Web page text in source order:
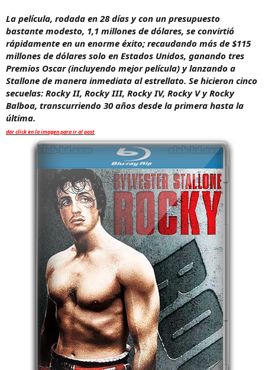
La película, rodada en 28 días y con un presupuesto
bastante modesto, 1,1 millones de dólares, se convirtió
rápidamente en un enorme éxito; recaudando más de $115
millones de dólares solo en Estados Unidos, ganando tres
Premios Oscar (incluyendo mejor película) y lanzando a
Stallone de manera inmediata al estrellato. Se hicieron cinco
secuelas: Rocky II, Rocky III, Rocky IV, Rocky V y Rocky
Balboa, transcurriendo 30 años desde la primera hasta la
última.
dar click en la imagen para ir al post